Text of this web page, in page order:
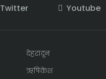
Twitter Youtube
देहरादून
ऋषिकेश